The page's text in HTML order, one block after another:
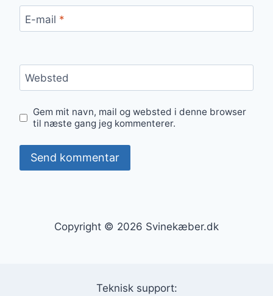
E-mail *
Websted
Gem mit navn, mail og websted i denne browser
til næste gang jeg kommenterer.
Copyright © 2026 Svinekæber.dk
Teknisk support: